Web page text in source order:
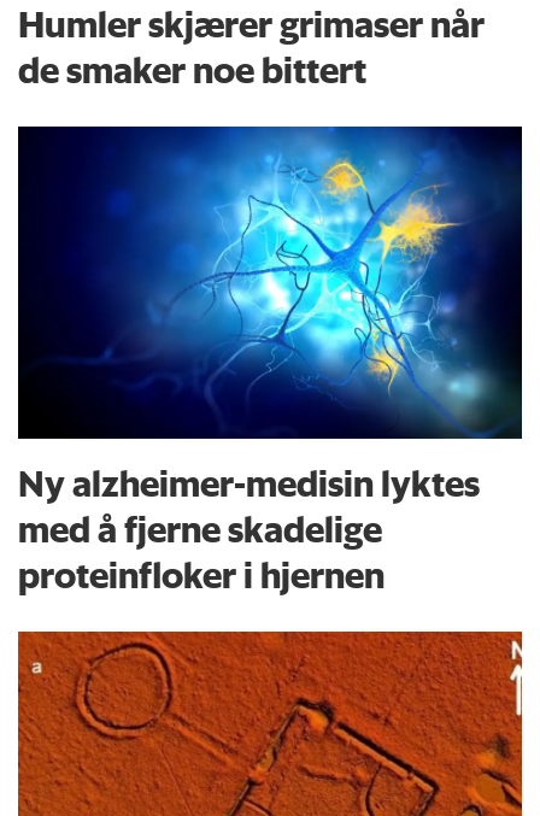
Humler skjærer grimaser når
de smaker noe bittert
Ny alzheimer-medisin lyktes
med å fjerne skadelige
proteinfloker i hjernen